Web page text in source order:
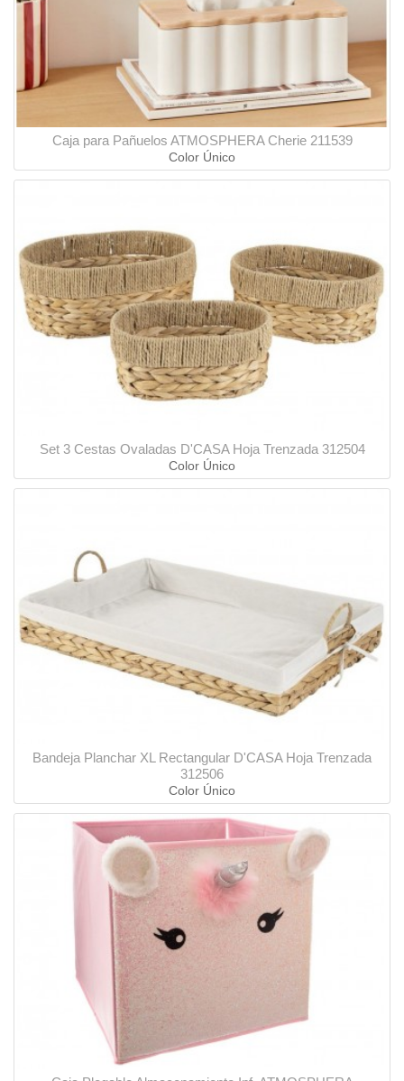
Caja para Pañuelos ATMOSPHERA Cherie 211539
Color Único
Set 3 Cestas Ovaladas D'CASA Hoja Trenzada 312504
Color Único
Bandeja Planchar XL Rectangular D'CASA Hoja Trenzada
312506
Color Único